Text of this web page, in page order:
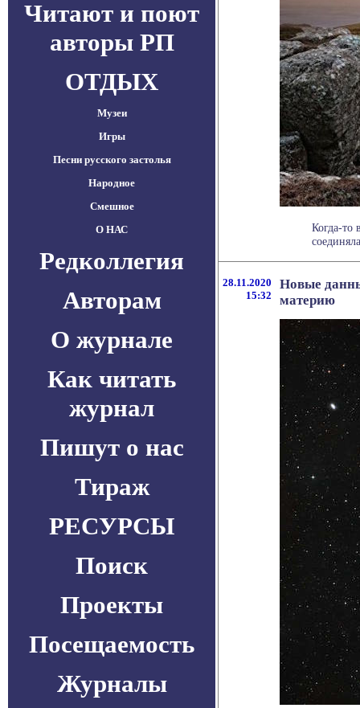
Читают и поют
авторы РП
ОТДЫХ
Музеи
Игры
Песни русского застолья
Народное
Смешное
О НАС
Редколлегия
Авторам
О журнале
Как читать
журнал
Пишут о нас
Тираж
РЕСУРСЫ
Поиск
Проекты
Посещаемость
Журналы
Когда-то
28.11.2020
15:32
Новые
материю